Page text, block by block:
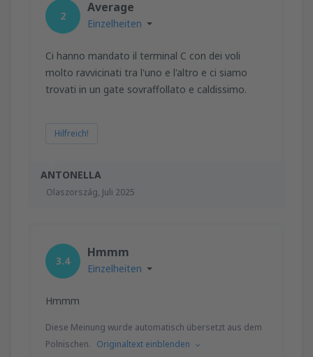
ANTONELLA
Olaszország, Juli 2025
2
Average
Einzelheiten
Ci hanno mandato il terminal C con dei voli
molto ravvicinati tra l'uno e l'altro e ci siamo
trovati in un gate sovraffollato e caldissimo.
Hilfreich!
3.4
Hmmm
Einzelheiten
Hmmm
Diese Meinung wurde automatisch übersetzt aus dem
Polnischen. Originaltext einblenden